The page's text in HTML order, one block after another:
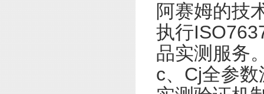
阿赛姆的技
执行
品实测服务
c、Cj全参